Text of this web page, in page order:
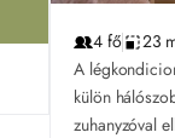
4 fő 23
A
külön
zuhanyzóval